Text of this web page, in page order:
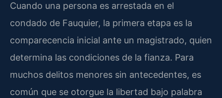
Cuando una persona es arrestada en el
condado de Fauquier, la primera etapa es la
comparecencia inicial ante un magistrado, quien
determina las condiciones de la fianza. Para
muchos delitos menores sin antecedentes, es
común que se otorgue la libertad bajo palabra